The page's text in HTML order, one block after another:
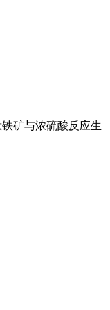
矿与浓硫酸反应生